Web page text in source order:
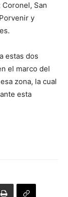
San
y
estas dos
el marco del
zona, la cual
esta